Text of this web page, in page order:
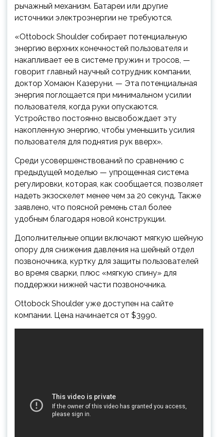
рычажный механизм. Батареи или другие
источники электроэнергии не требуются.
«Ottobock Shoulder собирает потенциальную
энергию верхних конечностей пользователя и
накапливает ее в системе пружин и тросов, —
говорит главный научный сотрудник компании,
доктор Хомаюн Казеруни. — Эта потенциальная
энергия поглощается при минимальном усилии
пользователя, когда руки опускаются.
Устройство постоянно высвобождает эту
накопленную энергию, чтобы уменьшить усилия
пользователя для поднятия рук вверх».
Среди усовершенствований по сравнению с
предыдущей моделью — упрощенная система
регулировки, которая, как сообщается, позволяет
надеть экзоскелет менее чем за 20 секунд. Также
заявлено, что поясной ремень стал более
удобным благодаря новой конструкции.
Дополнительные опции включают мягкую шейную
опору для снижения давления на шейный отдел
позвоночника, куртку для защиты пользователей
во время сварки, плюс «мягкую спину» для
поддержки нижней части позвоночника.
Ottobock Shoulder уже доступен на сайте
компании. Цена начинается от $3990.